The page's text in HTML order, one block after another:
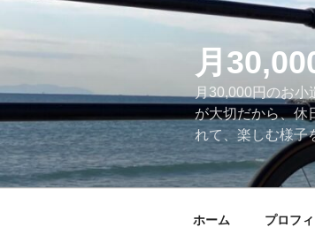
テ
ツ
ス
キ
ッ
月
月30,000円のお
が大切だから、休
れて、楽しむ様子
ホーム プロフ